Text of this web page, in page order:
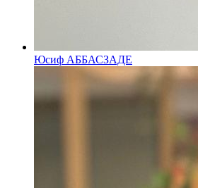
Юсиф АББАСЗАДЕ